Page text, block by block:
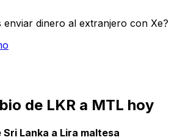
enviar dinero al extranjero con Xe?
de LKR a MTL hoy
Lanka a Lira maltesa